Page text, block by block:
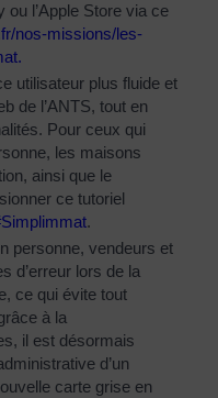
l’Apple Store via ce
nos-missions/les-
.
utilisateur plus fluide et
de l’ANTS, tout en
Pour ceux qui
les maisons
ainsi que le
ce tutoriel
.
personne, vendeurs et
d’erreur lors de la
ce qui évite tout
à la
il est désormais
d’un
carte grise en